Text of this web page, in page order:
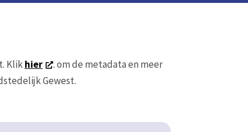
Klikhier
. om de metadata en meer
Gewest.